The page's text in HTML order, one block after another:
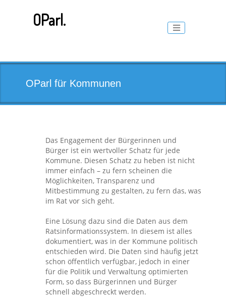
OParl. Toggle
OParl für Kommunen
Das Engagement der Bürgerinnen und
Bürger ist ein wertvoller Schatz für jede
Kommune. Diesen Schatz zu heben ist nicht
immer einfach – zu fern scheinen die
Möglichkeiten, Transparenz und
Mitbestimmung zu gestalten, zu fern das, was
im Rat vor sich geht.
Eine Lösung dazu sind die Daten aus dem
Ratsinformationssystem. In diesem ist alles
dokumentiert, was in der Kommune politisch
entschieden wird. Die Daten sind häufig jetzt
schon öffentlich verfügbar, jedoch in einer
für die Politik und Verwaltung optimierten
Form, so dass Bürgerinnen und Bürger
schnell abgeschreckt werden.